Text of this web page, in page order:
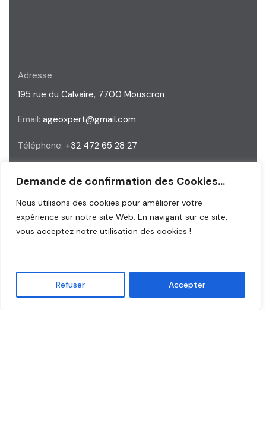
Demande de confirmation des Cookies...
Nous utilisons des cookies pour améliorer votre
expérience sur notre site Web. En navigant sur ce site,
vous acceptez notre utilisation des cookies !
Refuser Accepter
Adresse
195 rue du Calvaire, 7700 Mouscron
Email: ageoxpert@gmail.com
Téléphone: +32 472 65 28 27
Bornage
Division de parcelles
Mesurage
Plan pour architectes